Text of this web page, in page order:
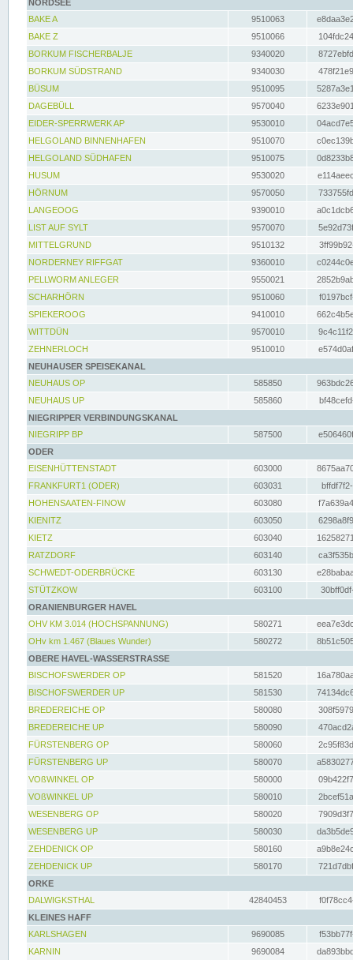
NORDSEE
BAKE A
9510063
BAKE Z
9510066
BORKUM FISCHERBALJE
9340020
BORKUM SÜDSTRAND
9340030
BÜSUM
9510095
DAGEBÜLL
9570040
EIDER-SPERRWERK AP
9530010
HELGOLAND BINNENHAFEN
9510070
HELGOLAND SÜDHAFEN
9510075
HUSUM
9530020
HÖRNUM
9570050
LANGEOOG
9390010
LIST AUF SYLT
9570070
MITTELGRUND
9510132
NORDERNEY RIFFGAT
9360010
PELLWORM ANLEGER
9550021
SCHARHÖRN
9510060
SPIEKEROOG
9410010
WITTDÜN
9570010
ZEHNERLOCH
9510010
NEUHAUSER SPEISEKANAL
NEUHAUS OP
585850
NEUHAUS UP
585860
NIEGRIPPER VERBINDUNGSKANAL
NIEGRIPP BP
587500
ODER
EISENHÜTTENSTADT
603000
FRANKFURT1 (ODER)
603031
HOHENSAATEN-FINOW
603080
KIENITZ
603050
KIETZ
603040
RATZDORF
603140
SCHWEDT-ODERBRÜCKE
603130
STÜTZKOW
603100
ORANIENBURGER HAVEL
OHV KM 3.014 (HOCHSPANNUNG)
580271
OHv km 1.467 (Blaues Wunder)
580272
OBERE HAVEL-WASSERSTRASSE
BISCHOFSWERDER OP
581520
BISCHOFSWERDER UP
581530
BREDEREICHE OP
580080
BREDEREICHE UP
580090
FÜRSTENBERG OP
580060
FÜRSTENBERG UP
580070
VOßWINKEL OP
580000
VOßWINKEL UP
580010
WESENBERG OP
580020
WESENBERG UP
580030
ZEHDENICK OP
580160
ZEHDENICK UP
580170
ORKE
DALWIGKSTHAL
42840453
KLEINES HAFF
KARLSHAGEN
9690085
KARNIN
9690084